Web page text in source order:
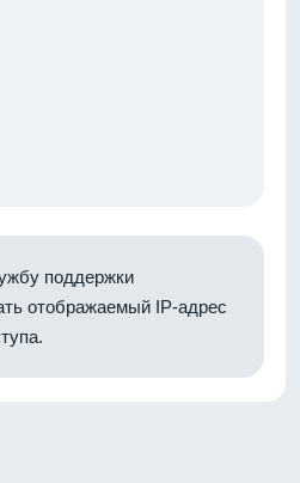
поддержки
отображаемый IP-адрес